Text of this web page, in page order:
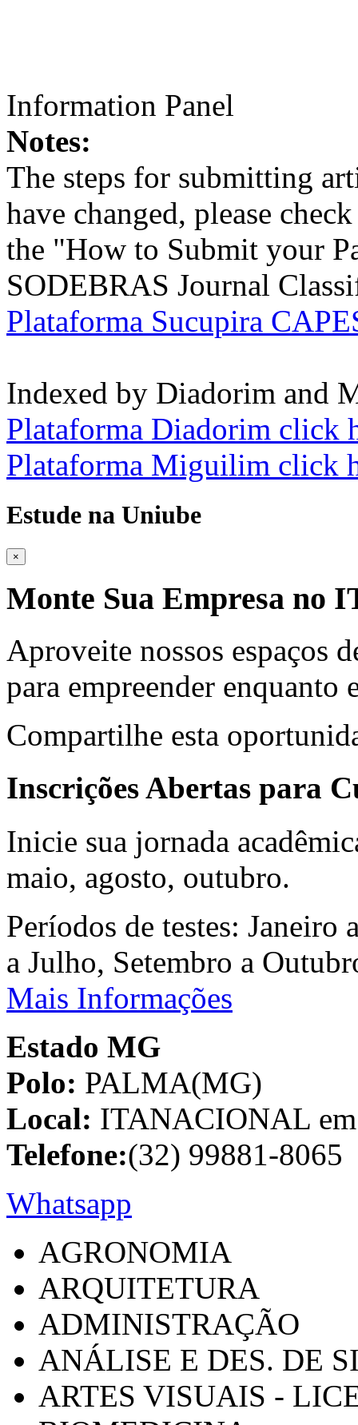
Information Panel
Notes:
The steps for submitting
have changed, please
the "How to Submit your
SODEBRAS Journal
Plataforma Sucupira
Indexed by Diadorim and
Plataforma Diadorim click
Plataforma Miguilim click
Estude na Uniube
×
Monte Sua Empresa no
Aproveite nossos espaços
para empreender enquanto
Compartilhe esta
Inscrições Abertas para
Inicie sua jornada
maio, agosto, outubro.
Períodos de testes:
a Julho, Setembro a
Mais Informações
Estado MG
Polo: PALMA(MG)
Local: ITANACIONAL
Telefone:(32) 99881-8065
Whatsapp
AGRONOMIA
ARQUITETURA
ADMINISTRAÇÃO
ANÁLISE E DES. DE
ARTES VISUAIS -